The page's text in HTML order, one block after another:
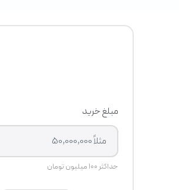
مبلغ خرید
حداکثر ۱۰۰ میلیون تومان